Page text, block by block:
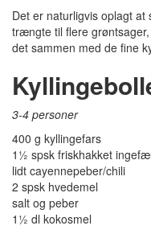
Det er naturligvis oplagt
trængte til flere
det sammen med de fine
3-4 personer
400 g kyllingefars
1½ spsk friskhakket
lidt cayennepeber/chili
2 spsk hvedemel
salt og peber
1½ dl kokosmel